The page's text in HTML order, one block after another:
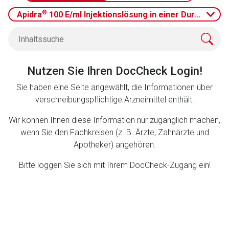
Apidra® 100 E/ml Injektionslösung in einer
Nutzen Sie Ihren DocCheck Login!
Sie haben eine Seite angewählt, die Informationen über
verschreibungspflichtige Arzneimittel enthält.
Wir können Ihnen diese Information nur zugänglich machen,
wenn Sie den Fachkreisen (z. B. Ärzte, Zahnärzte und
Apotheker) angehören.
Bitte loggen Sie sich mit Ihrem DocCheck-Zugang ein!
Datenschutzbestimmungen.
Zur Seite